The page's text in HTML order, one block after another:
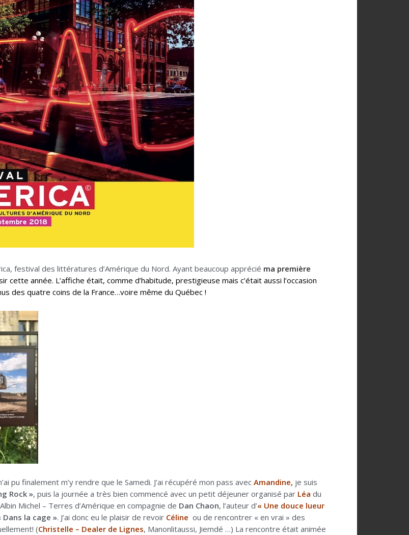
festival des littératures d’Amérique du Nord. Ayant beaucoup apprécié ma première
cette année. L’affiche était, comme d’habitude, prestigieuse mais c’était aussi l’occasion
des quatre coins de la France…voire même du Québec !
pu finalement m’y rendre que le Samedi. J’ai récupéré mon pass avec Amandine, je suis
Rock », puis la journée a très bien commencé avec un petit déjeuner organisé par Léa du
Michel – Terres d’Amérique en compagnie de Dan Chaon, l’auteur d’« Une douce lueur
Dans la cage ». J’ai donc eu le plaisir de revoir Céline ou de rencontrer « en vrai » des
(Christelle – Dealer de Lignes, Manonlitaussi, Jiemdé …) La rencontre était animée